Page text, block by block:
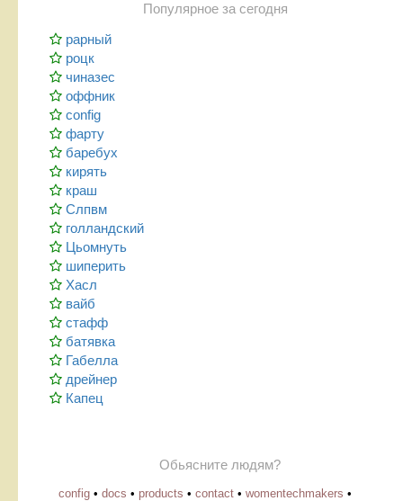
Популярное за сегодня
рарный
роцк
чиназес
оффник
config
фарту
баребух
кирять
краш
Слпвм
голландский
Цьомнуть
шиперить
Хасл
вайб
стафф
батявка
Габелла
дрейнер
Капец
Обьясните людям?
config • docs • products • contact • womentechmakers •